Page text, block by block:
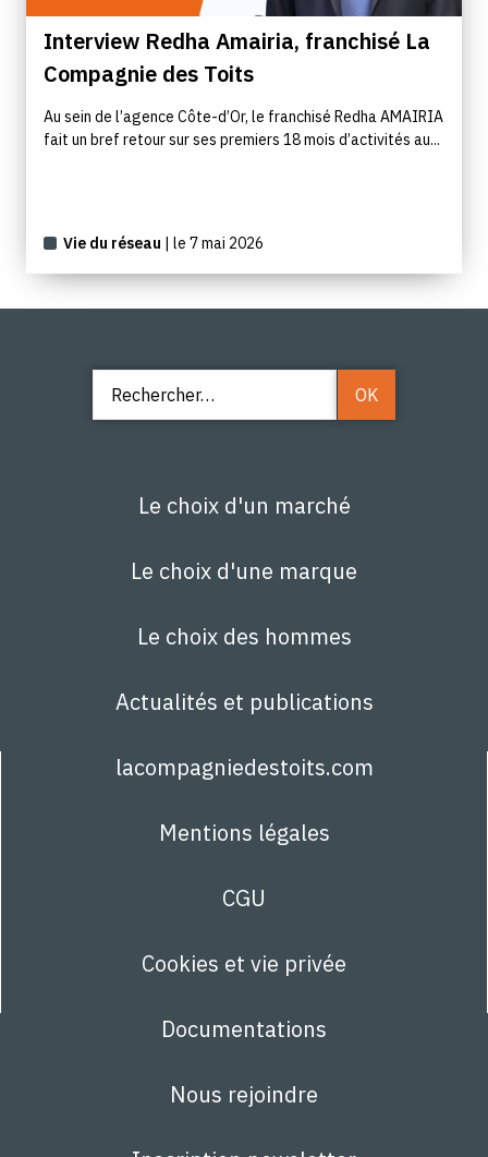
Interview Redha Amairia, franchisé La
Compagnie des Toits
Au sein de l’agence Côte-d’Or, le franchisé Redha AMAIRIA
fait un bref retour sur ses premiers 18 mois d’activités au...
Vie du réseau | le 7 mai 2026
Le choix d'un marché
Le choix d'une marque
Le choix des hommes
Actualités et publications
lacompagniedestoits.com
Mentions légales
CGU
Cookies et vie privée
Documentations
Nous rejoindre